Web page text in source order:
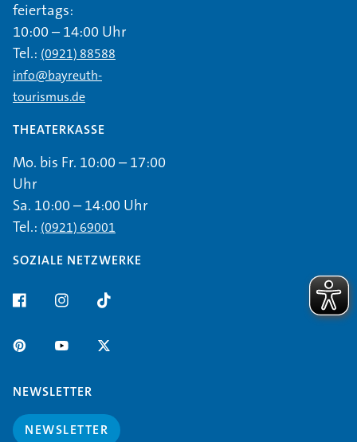
feiertags:
10:00 – 14:00 Uhr
Tel.: (0921) 88588
info@bayreuth-
tourismus.de
THEATERKASSE
Mo. bis Fr. 10:00 – 17:00
Uhr
Sa. 10:00 – 14:00 Uhr
Tel.: (0921) 69001
SOZIALE NETZWERKE
NEWSLETTER
NEWSLETTER